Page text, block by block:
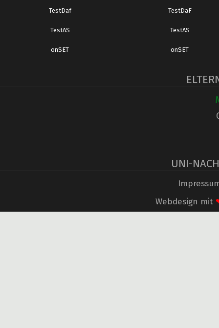
TestDaf
TestAS
onSET
TestDaF
TestAS
onSET
UNI-
Webdesign mit